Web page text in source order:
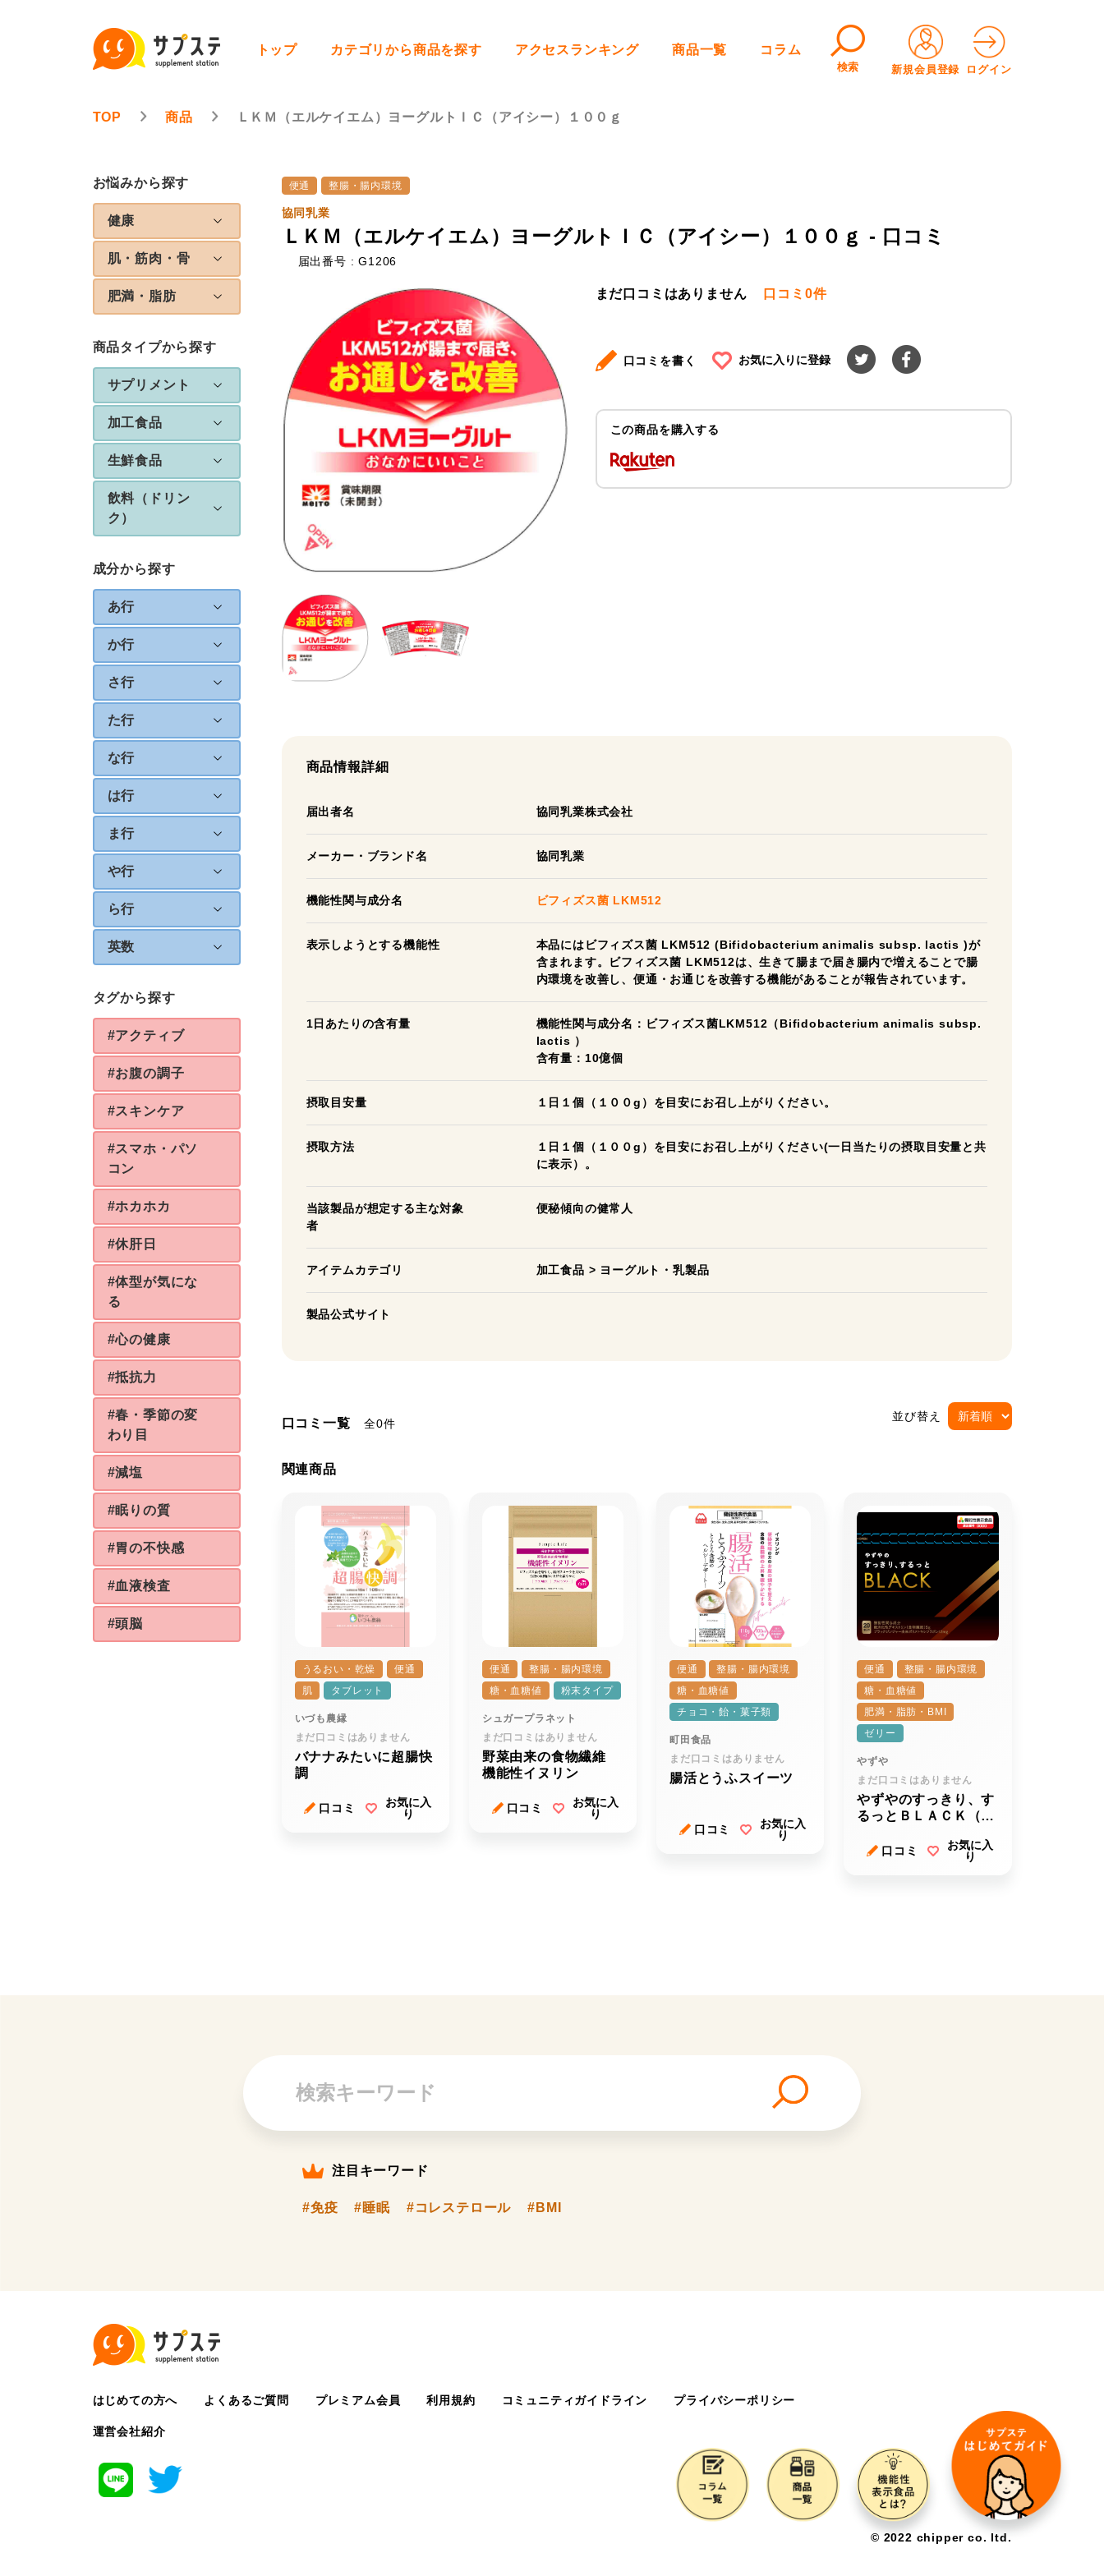
トップ カテゴリから商品を探す アクセスランキング 商品一覧 コラム
検索 新規会員登録 ログイン
TOP 商品 ＬＫＭ（エルケイエム）ヨーグルトＩＣ（アイシー）１００ｇ
お悩みから探す
健康
肌・筋肉・骨
肥満・脂肪
商品タイプから探す
サプリメント
加工食品
生鮮食品
飲料（ドリン
ク）
成分から探す
あ行
か行
さ行
た行
な行
は行
ま行
や行
ら行
英数
タグから探す
#アクティブ
#お腹の調子
#スキンケア
#スマホ・パソ
コン
#ホカホカ
#休肝日
#体型が気にな
る
#心の健康
#抵抗力
#春・季節の変
わり目
#減塩
#眠りの質
#胃の不快感
#血液検査
#頭脳
便通 整腸・腸内環境
協同乳業
ＬＫＭ（エルケイエム）ヨーグルトＩＣ（アイシー）１００ｇ - 口コミ
届出番号 : G1206
まだ口コミはありません 口コミ 0件
口コミを書く お気に入りに登録
この商品を購入する
商品情報詳細
届出者名 協同乳業株式会社
メーカー・ブランド名 協同乳業
機能性関与成分名 ビフィズス菌 LKM512
表示しようとする機能性
本品にはビフィズス菌 LKM512 (Bifidobacterium animalis subsp. lactis )が
含まれます。ビフィズス菌 LKM512は、生きて腸まで届き腸内で増えることで腸
内環境を改善し、便通・お通じを改善する機能があることが報告されています。
1日あたりの含有量
機能性関与成分名：ビフィズス菌LKM512（Bifidobacterium animalis subsp.
lactis ）
含有量：10億個
摂取目安量 １日１個（１００g）を目安にお召し上がりください。
摂取方法
１日１個（１００g）を目安にお召し上がりください(一日当たりの摂取目安量と共
に表示）。
当該製品が想定する主な対象
者
便秘傾向の健常人
アイテムカテゴリ 加工食品 > ヨーグルト・乳製品
製品公式サイト
口コミ一覧 全0件
並び替え
関連商品
うるおい・乾燥
便通
肌
タブレット
いづも農縁
まだ口コミはありません
バナナみたいに超腸快
調
口コミ
お気に入
り
便通
整腸・腸内環境
糖・血糖値
粉末タイプ
シュガープラネット
まだ口コミはありません
野菜由来の食物繊維
機能性イヌリン
口コミ
お気に入
り
便通
整腸・腸内環境
糖・血糖値
チョコ・飴・菓子類
町田食品
まだ口コミはありません
腸活とうふスイーツ
口コミ
お気に入
り
便通
整腸・腸内環境
糖・血糖値
肥満・脂肪・BMI
ゼリー
やずや
まだ口コミはありません
やずやのすっきり、す
るっとＢＬＡＣＫ（ブ
口コミ
お気に入
り
注目キーワード
#免疫 #睡眠 #コレステロール #BMI
はじめての方へ よくあるご質問 プレミアム会員 利用規約 コミュニティガイドライン プライバシーポリシー
運営会社紹介
©️ 2022 chipper co. ltd.